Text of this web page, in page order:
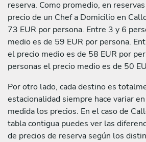
reserva. Como promedio, en
precio de un Chef a Domicilio en
73 EUR por persona. Entre 3 y 6
medio es de 59 EUR por persona.
el precio medio es de 58 EUR por
personas el precio medio es de 50
Por otro lado, cada destino es
estacionalidad siempre hace variar
medida los precios. En el caso de
tabla contigua puedes ver las
de precios de reserva según los